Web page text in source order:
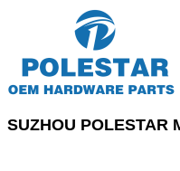
SUZHOU POLESTAR